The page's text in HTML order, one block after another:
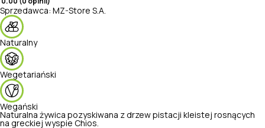
Sprzedawca: MZ-Store S.A.
Naturalny
Wegetariański
Wegański
Naturalna żywica pozyskiwana z drzew pistacji kleistej rosnących
na greckiej wyspie Chios.